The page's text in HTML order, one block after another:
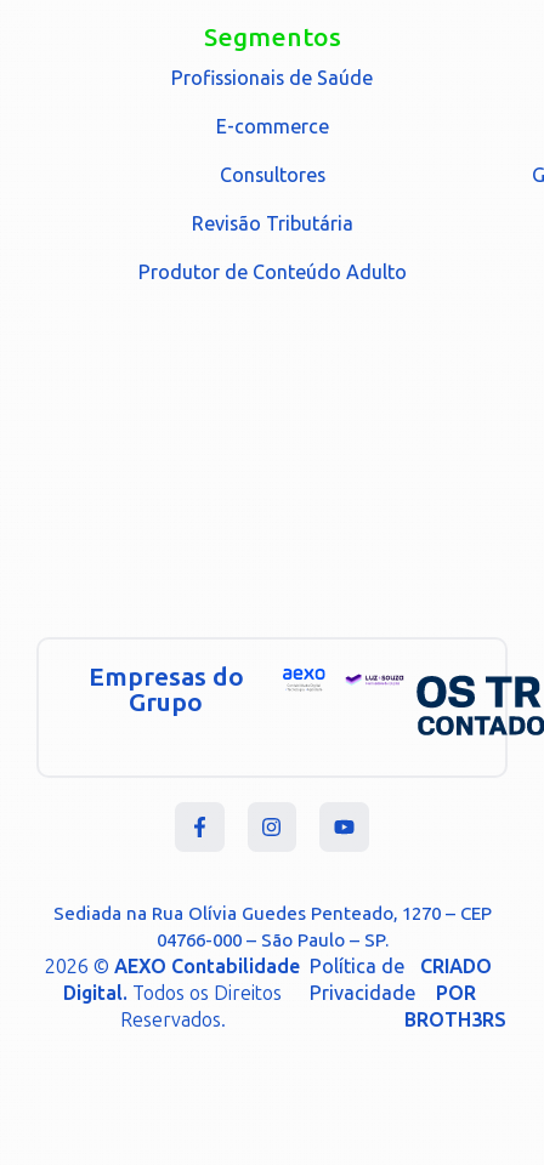
Segmentos
Profissionais de Saúde
E-commerce
Consultores
Revisão Tributária
Produtor de Conteúdo Adulto
Empresas do
Grupo
Sediada na Rua Olívia Guedes Penteado, 1270 – CEP
04766-000 – São Paulo – SP.
2026 ©AEXO Contabilidade
Digital. Todos os Direitos
Reservados.
Política de
Privacidade
CRIADO
POR
BROTH3RS